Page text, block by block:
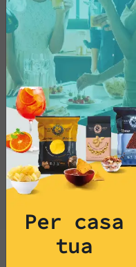
dei sapori
Per casa
tua